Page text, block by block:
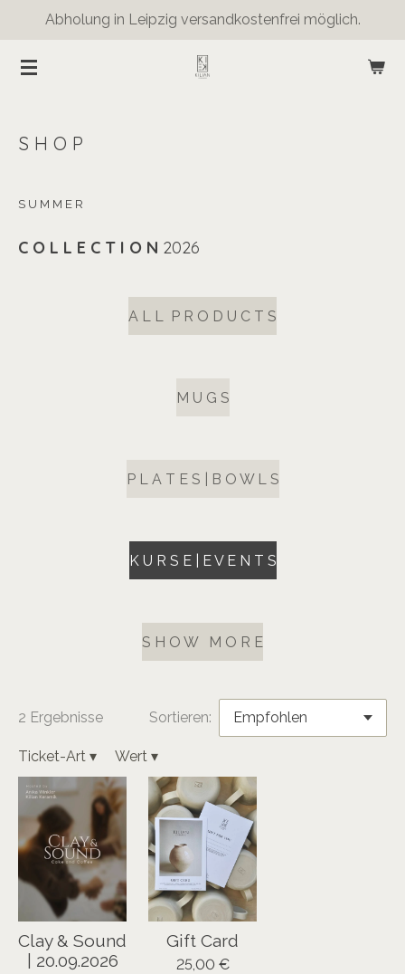
springen
Abholung in Leipzig versandkostenfrei möglich.
S H O P
S U M M E R
C O L L E C T I O N 2026
A L L P R O D U C T S
M U G S
P L A T E S | B O W L S
K U R S E | E V E N T S
S H O W M O R E
2 Ergebnisse Sortieren:
Ticket-Art ▾ Wert ▾
Clay & Sound
| 20.09.2026
Gift Card
25,00 €